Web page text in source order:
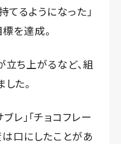
てるようになった」
を達成。
ち上がるなど、組
た。
レ」「チョコフレー
度は口にしたことがあ